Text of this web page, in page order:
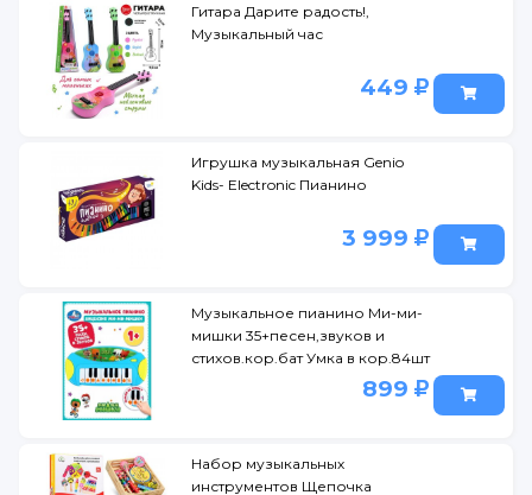
Гитара Дарите радость!,
Музыкальный час
449
Игрушка музыкальная Genio
Kids- Electronic Пианино
3 999
Музыкальное пианино Ми-ми-
мишки 35+песен,звуков и
стихов.кор.бат Умка в кор.84шт
899
Набор музыкальных
инструментов Щепочка